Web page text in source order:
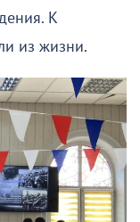
К
из жизни.